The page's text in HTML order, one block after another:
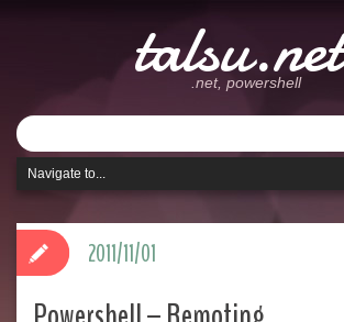
talsu.net
.net, powershell
2011/11/01